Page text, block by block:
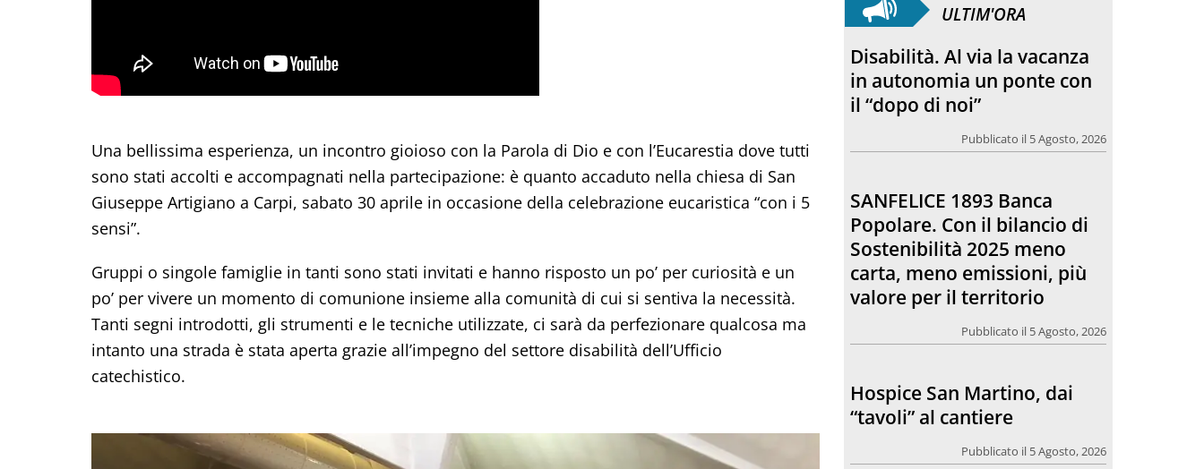
Una bellissima esperienza, un incontro gioioso con la Parola di Dio e con l’Eucarestia dove tutti
sono stati accolti e accompagnati nella partecipazione: è quanto accaduto nella chiesa di San
Giuseppe Artigiano a Carpi, sabato 30 aprile in occasione della celebrazione eucaristica “con i 5
sensi”.
Gruppi o singole famiglie in tanti sono stati invitati e hanno risposto un po’ per curiosità e un
po’ per vivere un momento di comunione insieme alla comunità di cui si sentiva la necessità.
Tanti segni introdotti, gli strumenti e le tecniche utilizzate, ci sarà da perfezionare qualcosa ma
intanto una strada è stata aperta grazie all’impegno del settore disabilità dell’Ufficio
catechistico.
ULTIM'ORA
SANFELICE 1893 Banca
Popolare. Con il bilancio di
Sostenibilità 2025 meno
carta, meno emissioni, più
valore per il territorio
Hospice San Martino, dai
“tavoli” al cantiere
Pubblicato il 5 Agosto, 2026
Comunicare bene, una
anche il rapporto tra la
chiesa e l’opinione pubblica
Pubblicato il 5 Agosto, 2026